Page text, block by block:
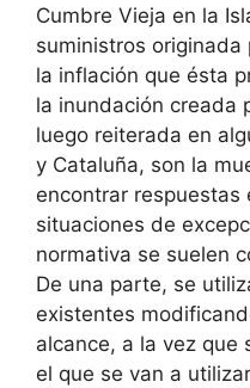
Cumbre Vieja en la
suministros
la inflación que ésta
la inundación creada
luego reiterada en
y Cataluña, son la
encontrar respuestas
situaciones de
normativa se suelen
De una parte, se
existentes
alcance, a la vez que
el que se van a